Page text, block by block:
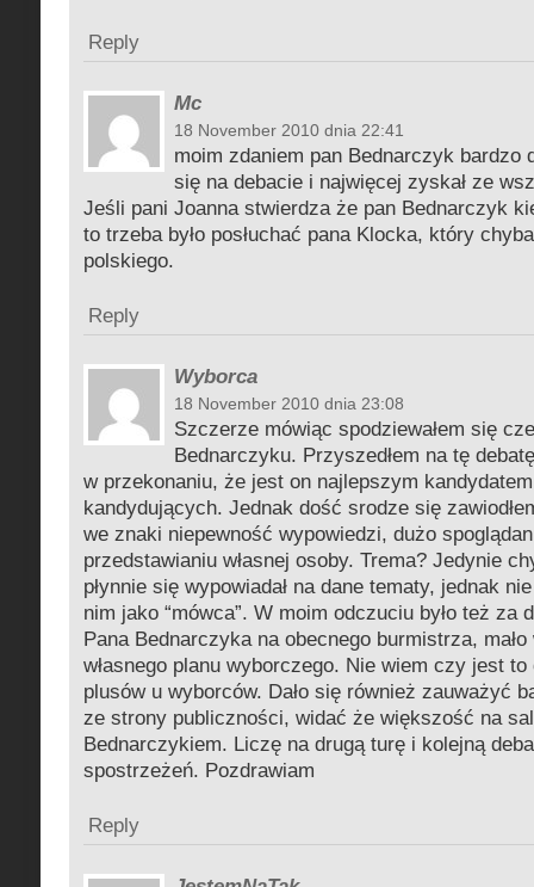
Reply
Mc
18 November 2010 dnia 22:41
moim zdaniem pan Bednarczyk bardzo
się na debacie i najwięcej zyskał ze
Jeśli pani Joanna stwierdza że pan Bednarczyk
to trzeba było posłuchać pana Klocka, który
polskiego.
Reply
Wyborca
18 November 2010 dnia 23:08
Szczerze mówiąc spodziewałem się
Bednarczyku. Przyszedłem na tę
w przekonaniu, że jest on najlepszym
kandydujących. Jednak dość srodze się
we znaki niepewność wypowiedzi, dużo
przedstawianiu własnej osoby. Trema? Jedynie
płynnie się wypowiadał na dane tematy, jednak
nim jako “mówca”. W moim odczuciu było też za
Pana Bednarczyka na obecnego burmistrza,
własnego planu wyborczego. Nie wiem czy jest to
plusów u wyborców. Dało się również zauważyć
ze strony publiczności, widać że większość na
Bednarczykiem. Liczę na drugą turę i kolejną
spostrzeżeń. Pozdrawiam
Reply